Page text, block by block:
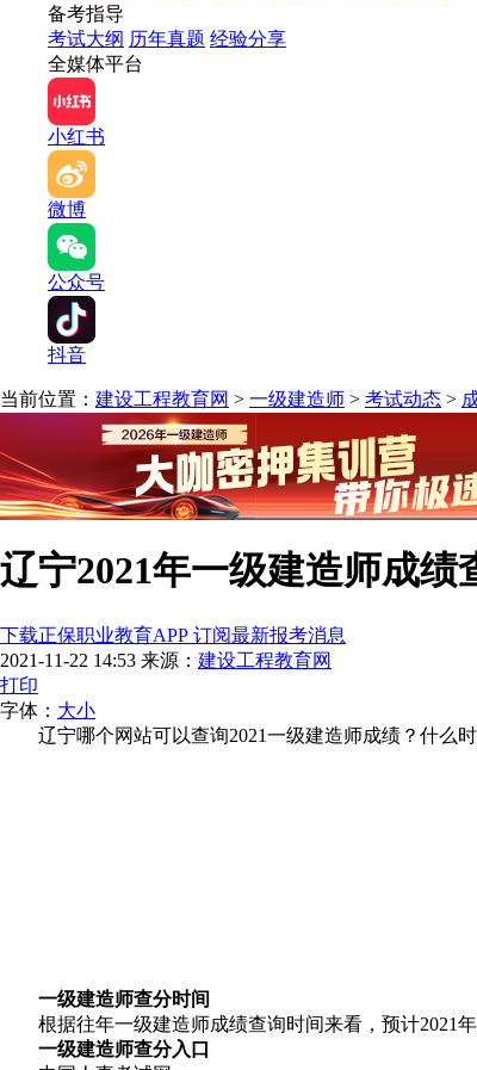
备考指导
考试大纲 历年真题 经验分享
全媒体平台
小红书
微博
公众号
抖音
当前位置： 建设工程教育网 > 一级建造师 > 考试动态 >
辽宁2021年一级建造师成绩
下载正保职业教育APP 订阅最新报考消息
2021-11-22 14:53 来源： 建设工程教育网
打印
字体： 大小
辽宁哪个网站可以查询2021一级建造师成绩？什么
一级建造师查分时间
根据往年一级建造师成绩查询时间来看，预计2021
一级建造师查分入口